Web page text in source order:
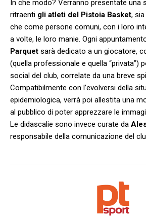
In che modo? Verranno presentate una
ritraenti gli atleti del Pistoia Basket,
che come persone comuni, con i loro
a volte, le loro manie. Ogni
Parquet sarà dedicato a un giocatore,
(quella professionale e quella “privata”)
social del club, correlate da una breve
Compatibilmente con l’evolversi della
epidemiologica, verrà poi allestita una
al pubblico di poter apprezzare le
Le didascalie sono invece curate da
responsabile della comunicazione del